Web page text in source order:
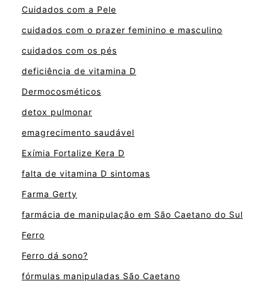
Cuidados com a Pele
cuidados com o prazer feminino e masculino
cuidados com os pés
deficiência de vitamina D
Dermocosméticos
detox pulmonar
emagrecimento saudável
Exímia Fortalize Kera D
falta de vitamina D sintomas
Farma Gerty
farmácia de manipulação em São Caetano do Sul
Ferro
Ferro dá sono?
fórmulas manipuladas São Caetano